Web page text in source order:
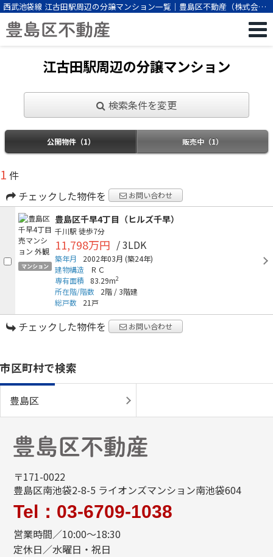
西武池袋線 江古田駅周辺の分譲マンション一覧｜豊島区不動産（株式会社
ビーエスパートナー）
江古田駅周辺の分譲マンション
検索条件を変更
公開物件（1） 販売中（1）
1 件
チェックした物件を
お問い合わせ
マンション
豊島区千早4丁目（ヒルズ千早）
千川駅 徒歩7分
11,798万円 / 3LDK
築年月 2002年03月 (築24年)
建物構造
ＲＣ
専有面積
83.29m2
所在階/階数 2階 /3階建
総戸数
21戸
チェックした物件を お問い合わせ
市区町村で検索
豊島区
〒171-0022
豊島区南池袋2-8-5 ライオンズマンション南池袋604
Tel：03-6709-1038
営業時間／10:00～18:30
定休日／水曜日・祝日